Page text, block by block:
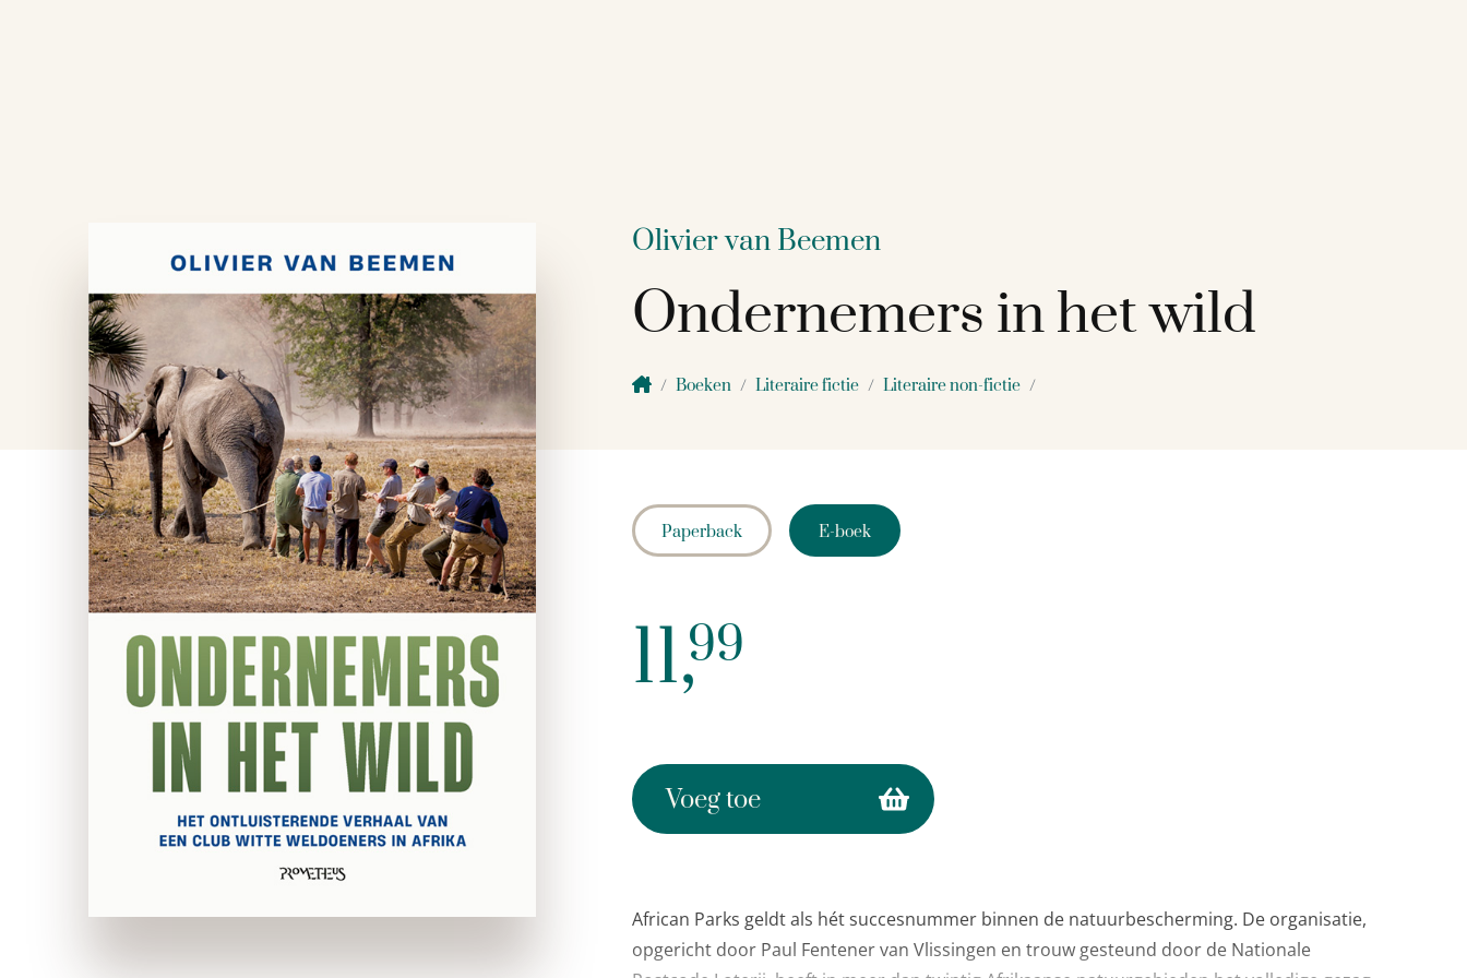
Olivier van Beemen
Ondernemers in het wild
Boeken Literaire fictie Literaire non-fictie
Paperback E-boek
11,99
Voeg toe
African Parks geldt als hét succesnummer binnen de natuurbescherming. De organisatie,
opgericht door Paul Fentener van Vlissingen en trouw gesteund door de Nationale